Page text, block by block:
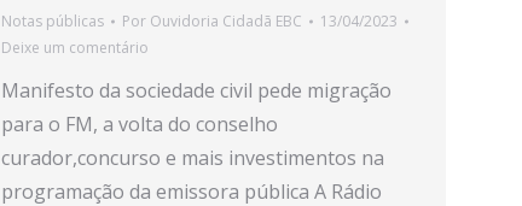
Notas públicas Por Ouvidoria Cidadã EBC
13/04/2023
Deixe um comentário
Manifesto da sociedade civil pede migração
para o FM, a volta do conselho
curador,concurso e mais investimentos na
programação da emissora pública A Rádio